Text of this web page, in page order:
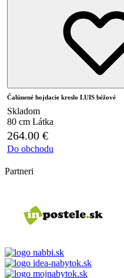
Čalúnené hojdacie kreslo LUIS béžové
Skladom
80 cm Látka
264.00 €
Do obchodu
Partneri